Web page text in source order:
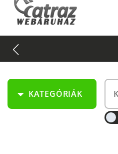
KATEGÓRIÁK